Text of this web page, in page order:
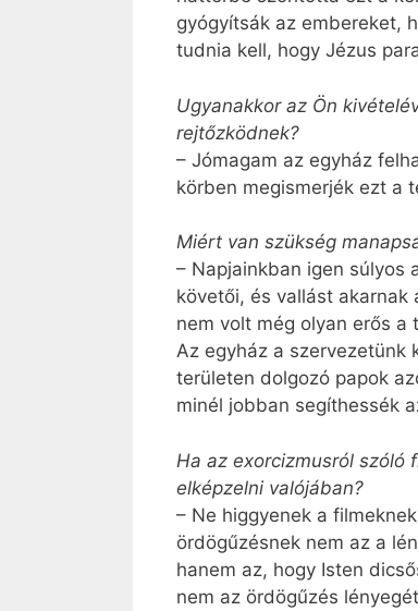
gyógyítsák az embereket,
tudnia kell, hogy Jézus
Ugyanakkor az Ön
rejtőzködnek?
– Jómagam az egyház
körben megismerjék ezt a
Miért van szükség
– Napjainkban igen súlyos
követői, és vallást
nem volt még olyan erős a
Az egyház a szervezetünk
területen dolgozó papok
minél jobban segíthessék
Ha az exorcizmusról szóló
elképzelni valójában?
– Ne higgyenek a
ördögűzésnek nem az a
hanem az, hogy Isten
nem az ördögűzés